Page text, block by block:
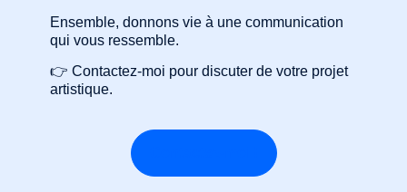
Ensemble, donnons vie à une communication
qui vous ressemble.
👉 Contactez-moi pour discuter de votre projet
artistique.